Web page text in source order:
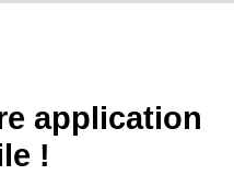
application
!